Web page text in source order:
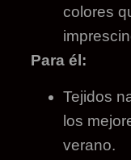
colores
Para él:
Tejidos
los
verano.